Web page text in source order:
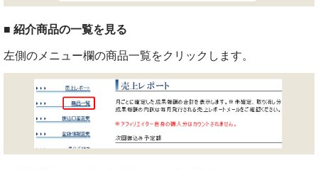
■ 紹介商品の一覧を見る
左側のメニュー欄の商品一覧をクリックします。